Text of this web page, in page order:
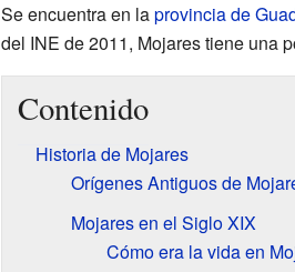
Se encuentra en laprovincia de
del INE de 2011, Mojares tiene una
Contenido
Historia de Mojares
Orígenes Antiguos de
Mojares en el Siglo XIX
Cómo era la vida en